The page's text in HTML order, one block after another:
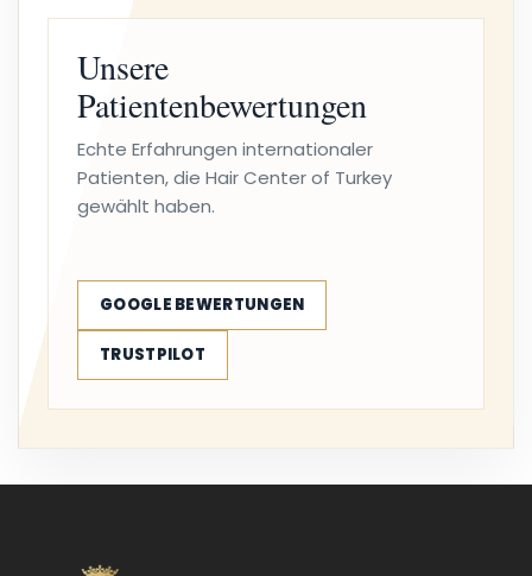
Unsere
Patientenbewertungen
Echte Erfahrungen internationaler
Patienten, die Hair Center of Turkey
gewählt haben.
GOOGLE BEWERTUNGEN
TRUSTPILOT